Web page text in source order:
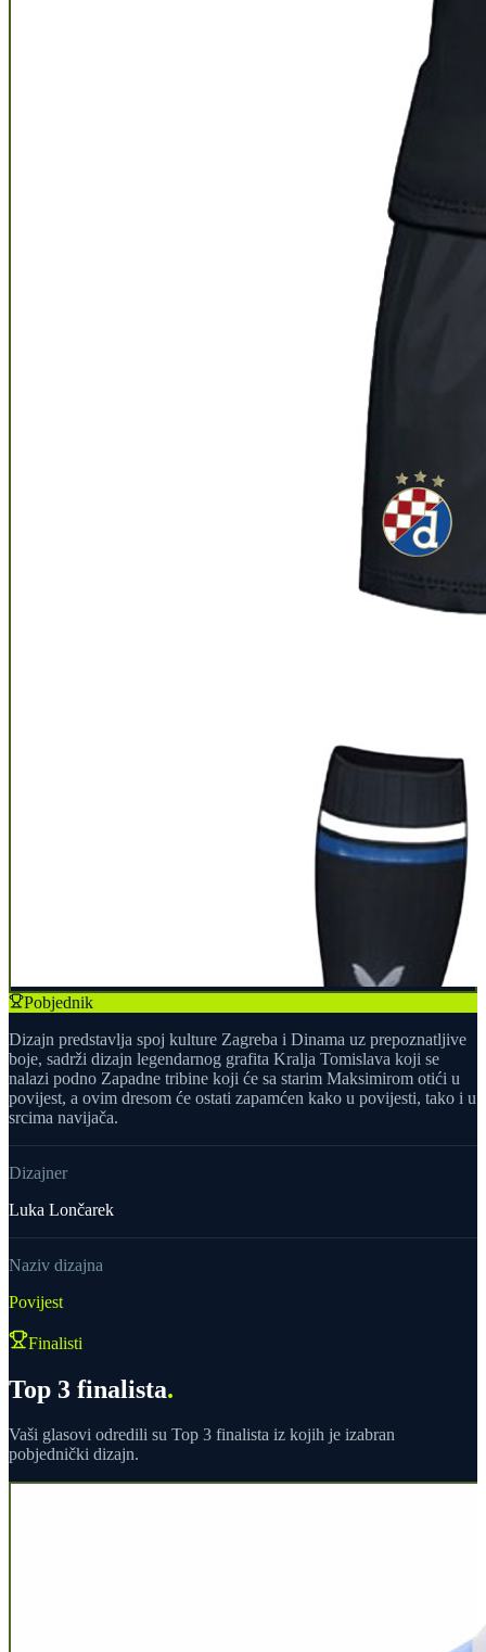
Pobjednik
Dizajn predstavlja spoj kulture Zagreba i Dinama uz prepoznatljive
boje, sadrži dizajn legendarnog grafita Kralja Tomislava koji se
nalazi podno Zapadne tribine koji će sa starim Maksimirom otići u
povijest, a ovim dresom će ostati zapamćen kako u povijesti, tako i u
srcima navijača.
Dizajner
Luka Lončarek
Naziv dizajna
Povijest
Finalisti
Top 3 finalista.
Vaši glasovi odredili su Top 3 finalista iz kojih je izabran
pobjednički dizajn.